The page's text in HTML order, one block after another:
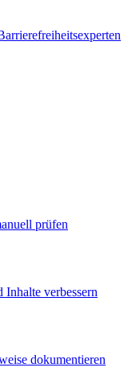
prüfen
Inhalte verbessern
dokumentieren